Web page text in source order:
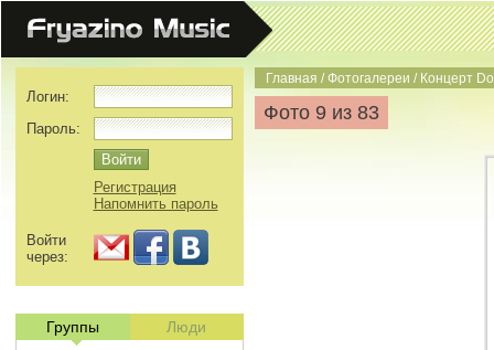
Главная /Фотогалереи / Концерт
Фото 9 из 83
Логин:
Пароль:
Регистрация
Напомнить пароль
Войти
через:
Группы Люди